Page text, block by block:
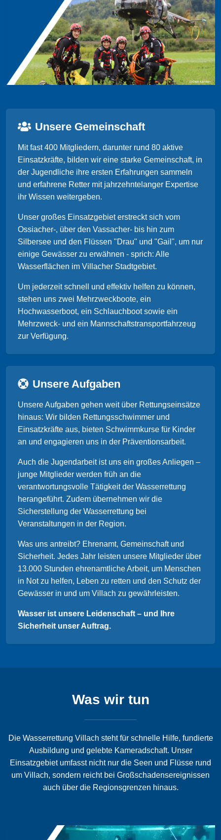
Unsere Gemeinschaft
Mit fast 400 Mitgliedern, darunter rund 80 aktive
Einsatzkräfte, bilden wir eine starke Gemeinschaft, in
der Jugendliche ihre ersten Erfahrungen sammeln
und erfahrene Retter mit jahrzehntelanger Expertise
ihr Wissen weitergeben.
Unser großes Einsatzgebiet erstreckt sich vom
Ossiacher-, über den Vassacher- bis hin zum
Silbersee und den Flüssen "Drau" und "Gail", um nur
einige Gewässer zu erwähnen - sprich: Alle
Wasserflächen im Villacher Stadtgebiet.
Um jederzeit schnell und effektiv helfen zu können,
stehen uns zwei Mehrzweckboote, ein
Hochwasserboot, ein Schlauchboot sowie ein
Mehrzweck- und ein Mannschaftstransportfahrzeug
zur Verfügung.
Unsere Aufgaben
Unsere Aufgaben gehen weit über Rettungseinsätze
hinaus: Wir bilden Rettungsschwimmer und
Einsatzkräfte aus, bieten Schwimmkurse für Kinder
an und engagieren uns in der Präventionsarbeit.
Auch die Jugendarbeit ist uns ein großes Anliegen –
junge Mitglieder werden früh an die
verantwortungsvolle Tätigkeit der Wasserrettung
herangeführt. Zudem übernehmen wir die
Sicherstellung der Wasserrettung bei
Veranstaltungen in der Region.
Was uns antreibt? Ehrenamt, Gemeinschaft und
Sicherheit. Jedes Jahr leisten unsere Mitglieder über
13.000 Stunden ehrenamtliche Arbeit, um Menschen
in Not zu helfen, Leben zu retten und den Schutz der
Gewässer in und um Villach zu gewährleisten.
Wasser ist unsere Leidenschaft – und Ihre
Sicherheit unser Auftrag.
Was wir tun
Die Wasserrettung Villach steht für schnelle Hilfe, fundierte
Ausbildung und gelebte Kameradschaft. Unser
Einsatzgebiet umfasst nicht nur die Seen und Flüsse rund
um Villach, sondern reicht bei Großschadensereignissen
auch über die Regionsgrenzen hinaus.